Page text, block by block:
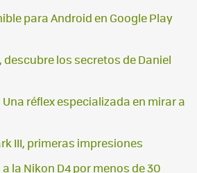
para Android en Google Play
descubre los secretos de Daniel
Una réflex especializada en mirar a
III, primeras impresiones
la Nikon D4 por menos de 30